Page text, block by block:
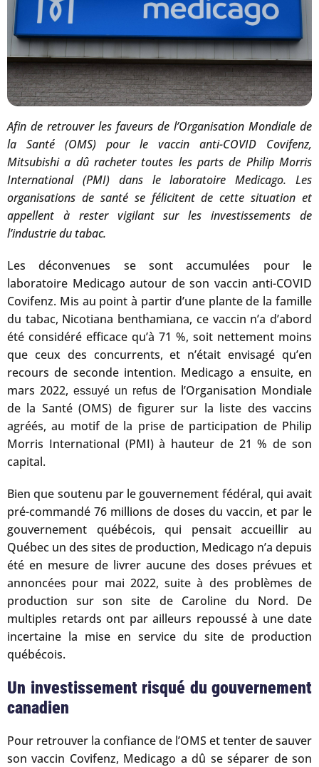
Afin de retrouver les faveurs de l’Organisation Mondiale de
la Santé (OMS) pour le vaccin anti-COVID Covifenz,
Mitsubishi a dû racheter toutes les parts de Philip Morris
International (PMI) dans le laboratoire Medicago. Les
organisations de santé se félicitent de cette situation et
appellent à rester vigilant sur les investissements de
l’industrie du tabac.
Les déconvenues se sont accumulées pour le
laboratoire Medicago autour de son vaccin anti-COVID
Covifenz. Mis au point à partir d’une plante de la famille
du tabac, Nicotiana benthamiana, ce vaccin n’a d’abord
été considéré efficace qu’à 71 %, soit nettement moins
que ceux des concurrents, et n’était envisagé qu’en
recours de seconde intention. Medicago a ensuite, en
mars 2022, essuyé un refus de l’Organisation Mondiale
de la Santé (OMS) de figurer sur la liste des vaccins
agréés, au motif de la prise de participation de Philip
Morris International (PMI) à hauteur de 21 % de son
capital.
Bien que soutenu par le gouvernement fédéral, qui avait
pré-commandé 76 millions de doses du vaccin, et par le
gouvernement québécois, qui pensait accueillir au
Québec un des sites de production, Medicago n’a depuis
été en mesure de livrer aucune des doses prévues et
annoncées pour mai 2022, suite à des problèmes de
production sur son site de Caroline du Nord. De
multiples retards ont par ailleurs repoussé à une date
incertaine la mise en service du site de production
québécois.
Un investissement risqué du gouvernement
canadien
Pour retrouver la confiance de l’OMS et tenter de sauver
son vaccin Covifenz, Medicago a dû se séparer de son